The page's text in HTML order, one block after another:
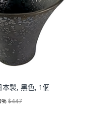
製, 黑色, 1個
%$447